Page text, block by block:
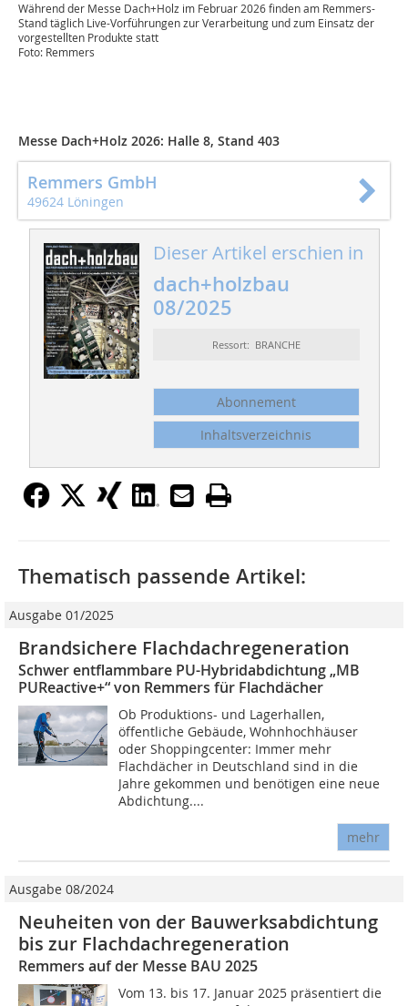
Während der Messe Dach+Holz im Februar 2026 finden am Remmers-
Stand täglich Live-Vorführungen zur Verarbeitung und zum Einsatz der
vorgestellten Produkte statt
Foto: Remmers
Messe Dach+Holz 2026: Halle 8, Stand 403
Remmers GmbH
49624 Löningen
Dieser Artikel erschien in
dach+holzbau
08/2025
Ressort: BRANCHE
Abonnement
Inhaltsverzeichnis
Thematisch passende Artikel:
Ausgabe 01/2025
Brandsichere Flachdachregeneration
Schwer entflammbare PU-Hybridabdichtung „MB
PUReactive+“ von Remmers für Flachdächer
Ob Produktions- und Lagerhallen,
öffentliche Gebäude, Wohnhochhäuser
oder Shoppingcenter: Immer mehr
Flachdächer in Deutschland sind in die
Jahre gekommen und benötigen eine neue
Abdichtung....
mehr
Ausgabe 08/2024
Neuheiten von der Bauwerksabdichtung
bis zur Flachdachregeneration
Remmers auf der Messe BAU 2025
Vom 13. bis 17. Januar 2025 präsentiert die